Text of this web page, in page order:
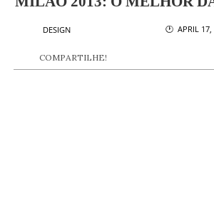
DESIGN 🕐 APRIL 17,
COMPARTILHE!